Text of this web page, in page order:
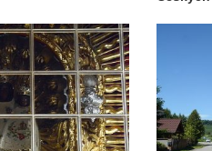
– IV. kaple – Pustá ves
– III. kaple – Stádní
– II. kaple – Poslední
– I. kaple – Loučení